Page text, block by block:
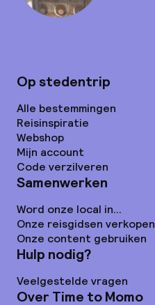
Op stedentrip
Alle bestemmingen
Reisinspiratie
Webshop
Mijn account
Code verzilveren
Samenwerken
Word onze local in...
Onze reisgidsen verkopen
Onze content gebruiken
Hulp nodig?
Veelgestelde vragen
Over Time to Momo